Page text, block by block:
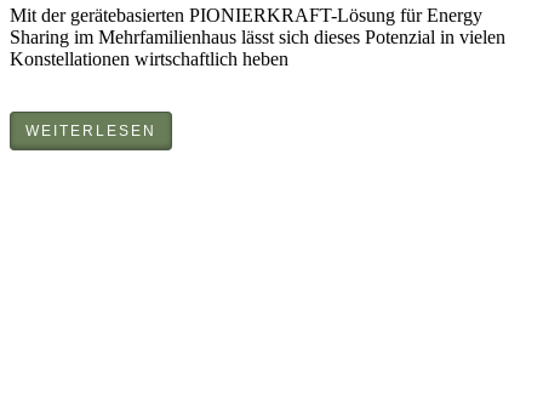
Mit der gerätebasierten PIONIERKRAFT-Lösung für Energy
Sharing im Mehrfamilienhaus lässt sich dieses Potenzial in vielen
Konstellationen wirtschaftlich heben
WEITERLESEN